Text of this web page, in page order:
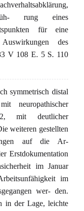
rung eines
für eine
des
V 108 E. 5 S. 110
symmetrisch distal
neuropathischer
mit deutlicher
weiteren gestellten
auf die Ar-
Erstdokumentation
im Januar
im
wer- den.
in der Lage, leichte